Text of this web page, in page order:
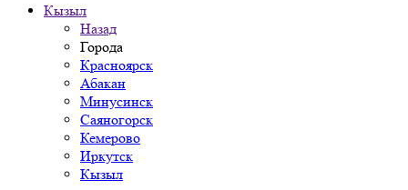
Кызыл
Назад
Города
Красноярск
Абакан
Минусинск
Саяногорск
Кемерово
Иркутск
Кызыл